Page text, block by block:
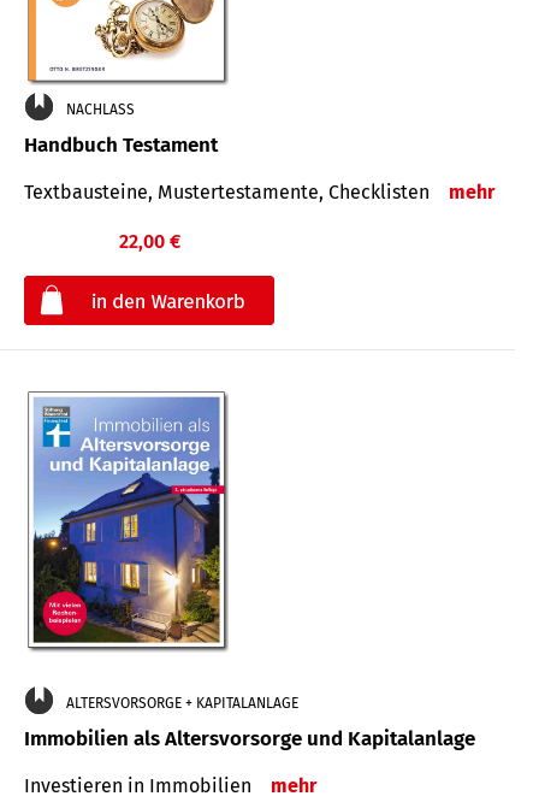
NACHLASS
Handbuch Testament
Textbausteine, Mustertestamente, Checklisten mehr
22,00 €
ALTERSVORSORGE + KAPITALANLAGE
Immobilien als Altersvorsorge und Kapitalanlage
Investieren in Immobilien mehr